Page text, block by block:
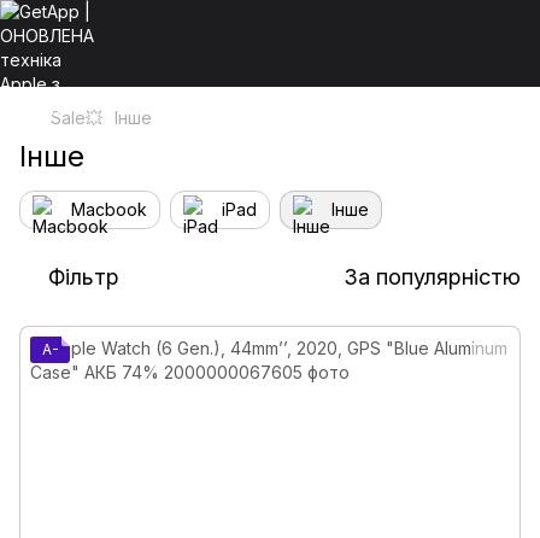
Sale💥 Інше
Інше
Macbook iPad Інше
Фільтр За популярністю
A-